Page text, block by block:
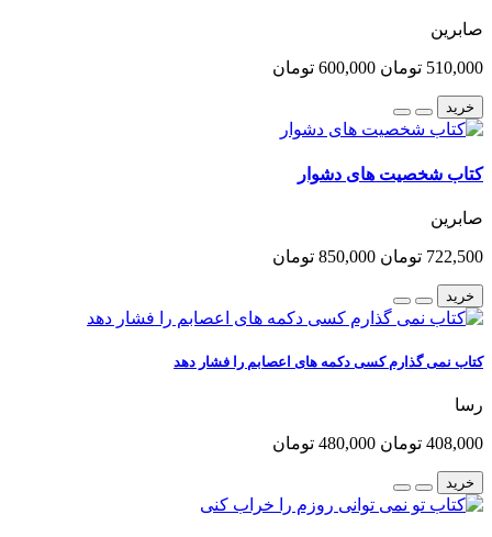
صابرین
510,000 تومان 600,000 تومان
خرید
کتاب شخصیت های دشوار
صابرین
722,500 تومان 850,000 تومان
خرید
کتاب نمی گذارم کسی دکمه های اعصابم را فشار دهد
رسا
408,000 تومان 480,000 تومان
خرید